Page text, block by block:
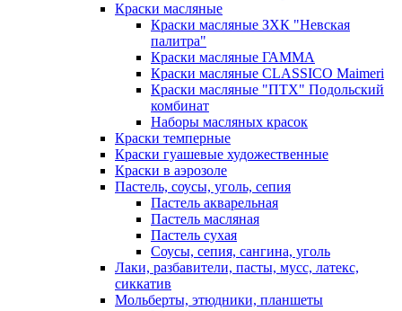
Краски масляные
Краски масляные ЗХК "Невская
палитра"
Краски масляные ГАММА
Краски масляные CLASSICO Maimeri
Краски масляные "ПТХ" Подольский
комбинат
Наборы масляных красок
Краски темперные
Краски гуашевые художественные
Краски в аэрозоле
Пастель, соусы, уголь, сепия
Пастель акварельная
Пастель масляная
Пастель сухая
Соусы, сепия, сангина, уголь
Лаки, разбавители, пасты, мусс, латекс,
сиккатив
Мольберты, этюдники, планшеты